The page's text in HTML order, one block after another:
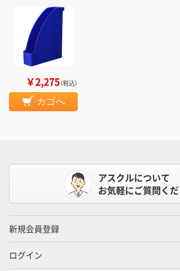
￥2,275（税込）
カゴへ
アスクルについて
お気軽にご質問くだ
新規会員登録
ログイン